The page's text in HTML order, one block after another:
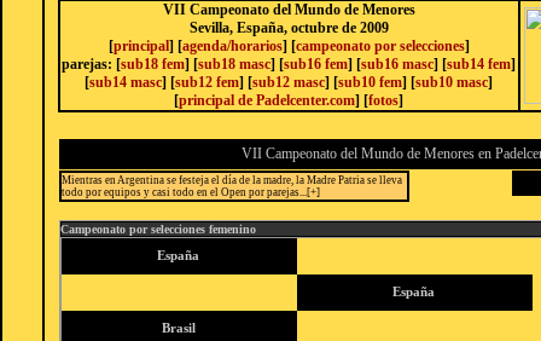
VII Campeonato del Mundo de Menores
Sevilla, España, octubre de 2009
[principal] [agenda/horarios] [campeonato por selecciones]
parejas: [sub18 fem] [sub18 masc] [sub16 fem] [sub16 masc] [sub14 fem]
[sub14 masc] [sub12 fem] [sub12 masc] [sub10 fem] [sub10 masc]
[principal de Padelcenter.com] [fotos]
VII Campeonato del Mundo de Menores en
Mientras en Argentina se festeja el día de la madre, la Madre Patria se lleva
todo por equipos y casi todo en el Open por parejas...[+]
Campeonato por selecciones femenino
España
España
Brasil